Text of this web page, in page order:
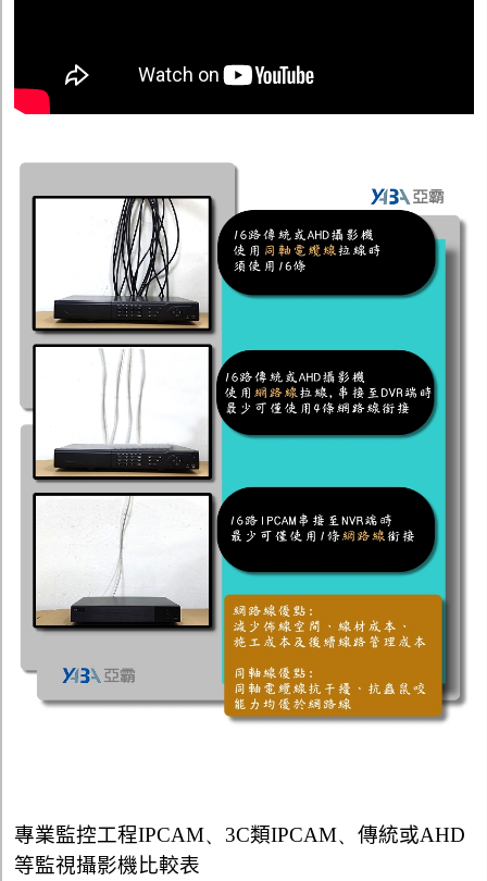
專業監控工程IPCAM、 3C類IPCAM、 傳統或AHD
等監視攝影機比較表